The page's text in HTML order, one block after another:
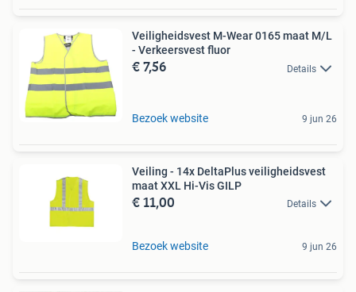
Veiligheidsvest M-Wear 0165 maat M/L
- Verkeersvest fluor
€ 7,56 Details
Bezoek website 9 jun 26
Veiling - 14x DeltaPlus veiligheidsvest
maat XXL Hi-Vis GILP
€ 11,00 Details
Bezoek website 9 jun 26